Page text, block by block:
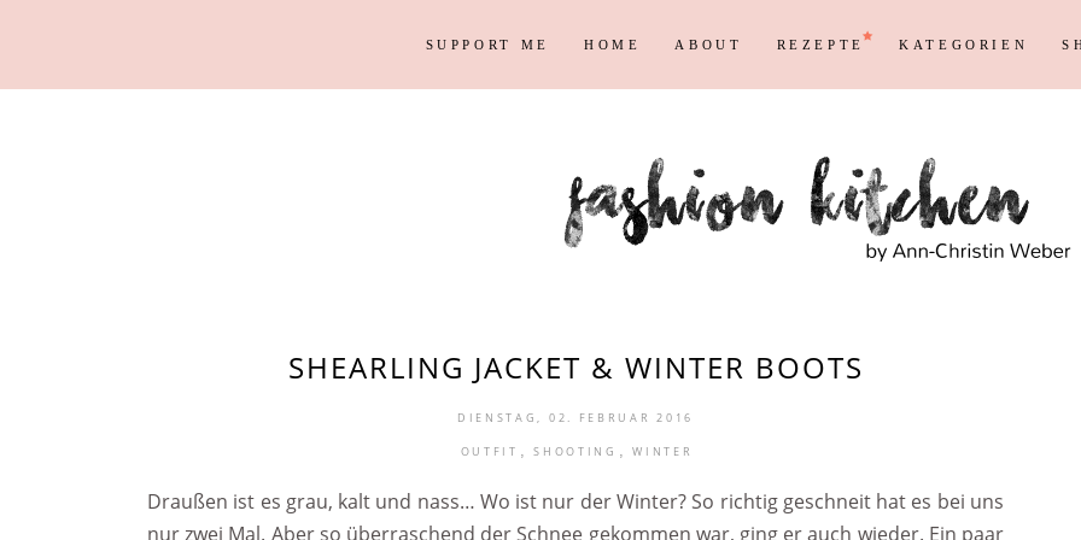
SUPPORT ME HOME ABOUT REZEPTE KATEGORIEN
Persönliches Blogging
Blog
Max
Reisen
Shopping
SHEARLING JACKET & WINTER BOOTS
DIENSTAG, 02. FEBRUAR 2016
OUTFIT , SHOOTING , WINTER
Draußen ist es grau, kalt und nass… Wo ist nur der Winter? So richtig geschneit hat es bei uns
nur zwei Mal. Aber so überraschend der Schnee gekommen war, ging er auch wieder. Ein paar